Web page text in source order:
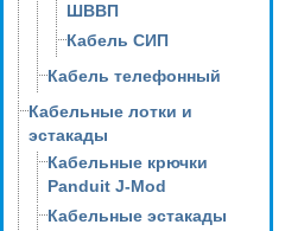
ШВВП
Кабель СИП
Кабель телефонный
Кабельные лотки и
эстакады
Кабельные крючки
Panduit J-Mod
Кабельные эстакады